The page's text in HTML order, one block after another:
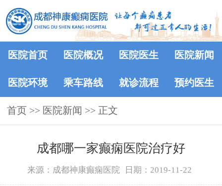
医院首页 医院概况 医院医生 医院新闻
医院环境 乘车路线 就诊流程 预约医生
首页 >> 医院新闻 >> 正文
成都哪一家癫痫医院治疗好
来源：成都神康癫痫医院 日期：2019-11-22